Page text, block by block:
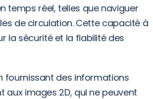
temps réel, telles que naviguer
de circulation. Cette capacité à
la sécurité et la fiabilité des
fournissant des informations
images 2D, qui ne peuvent